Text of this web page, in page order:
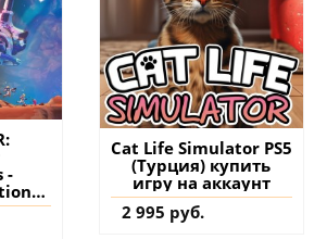
-
Cat Life Simulator PS5
(Турция) купить
игру на аккаунт
2 995 руб.